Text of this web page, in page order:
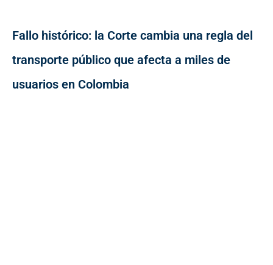
Fallo histórico: la Corte cambia una regla del
transporte público que afecta a miles de
usuarios en Colombia